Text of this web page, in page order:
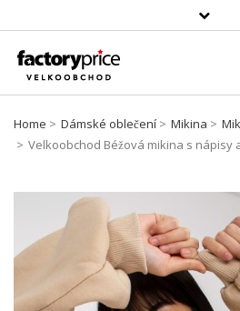
Home Dámské oblečení Mikina
Velkoobchod Béžová mikina s nápisy